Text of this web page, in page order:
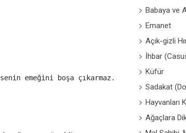
Babaya ve
Emanet
Açık-gizli
İhbar
Küfür
Sadakat
Hayvanları
Ağaçlara